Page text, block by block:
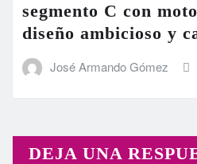
segmento C con
diseño ambicioso y
José Armando Gómez
DEJA UNA